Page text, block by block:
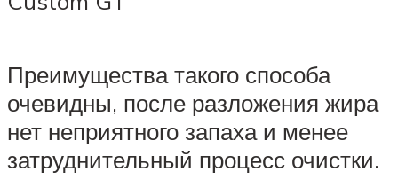
Преимущества такого способа
очевидны, после разложения жира
нет неприятного запаха и менее
затруднительный процесс очистки.